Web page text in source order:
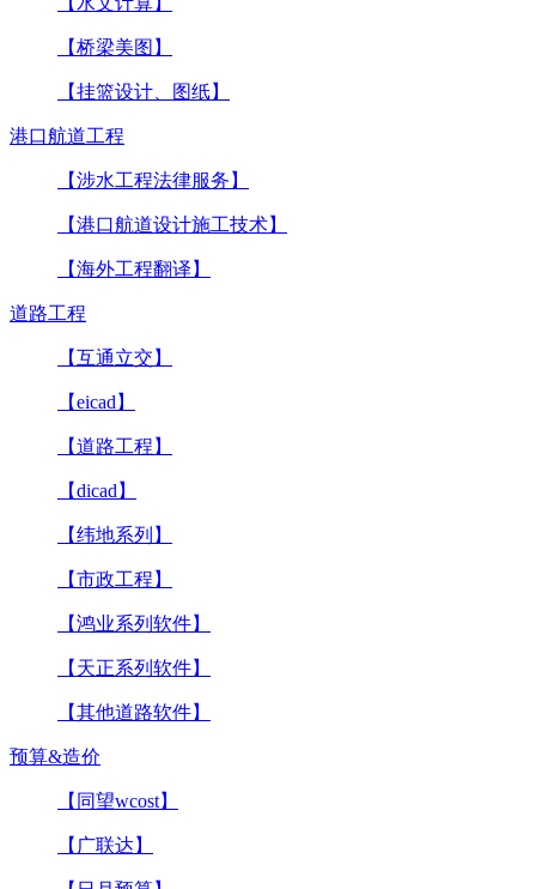
【桥梁美图】
【挂篮设计、图纸】
港口航道工程
【涉水工程法律服务】
【港口航道设计施工技术】
【海外工程翻译】
道路工程
【互通立交】
【eicad】
【道路工程】
【dicad】
【纬地系列】
【市政工程】
【鸿业系列软件】
【天正系列软件】
【其他道路软件】
预算&造价
【同望wcost】
【广联达】